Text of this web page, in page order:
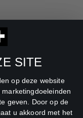
SITE
op deze website
geven. Door op de
u akkoord met het
Channel